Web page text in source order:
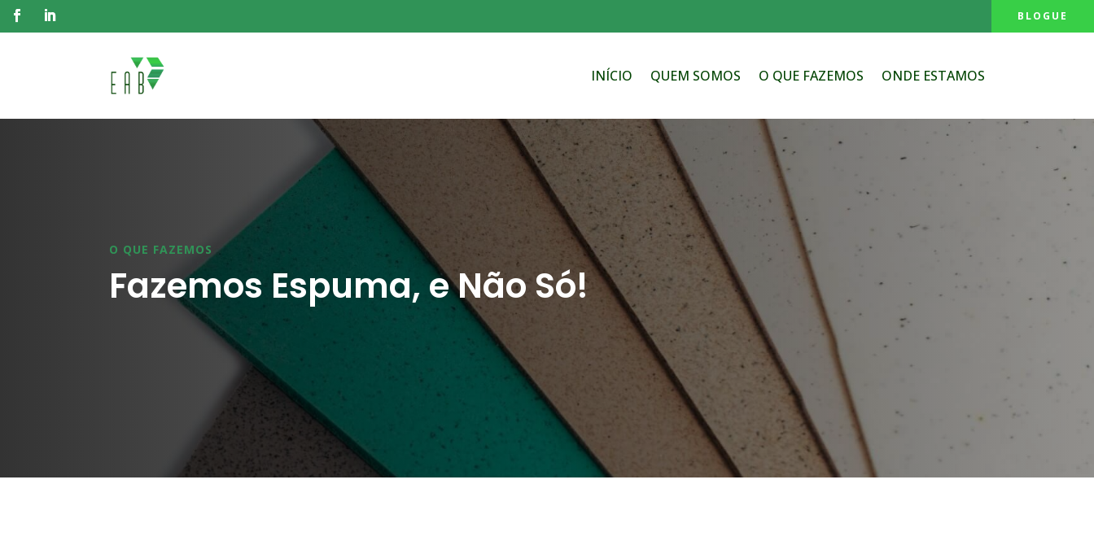
BLOGUE
INÍCIO QUEM SOMOS O QUE FAZEMOS ONDE ESTAMOS
O QUE FAZEMOS
Fazemos Espuma, e Não Só!